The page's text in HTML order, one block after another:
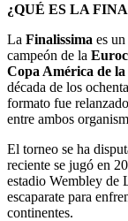
¿QUÉ ES LA
La Finalissima es
campeón de la
Copa América de
década de los
formato fue
entre ambos
El torneo se ha
reciente se jugó en
estadio Wembley de
escaparate para
continentes.